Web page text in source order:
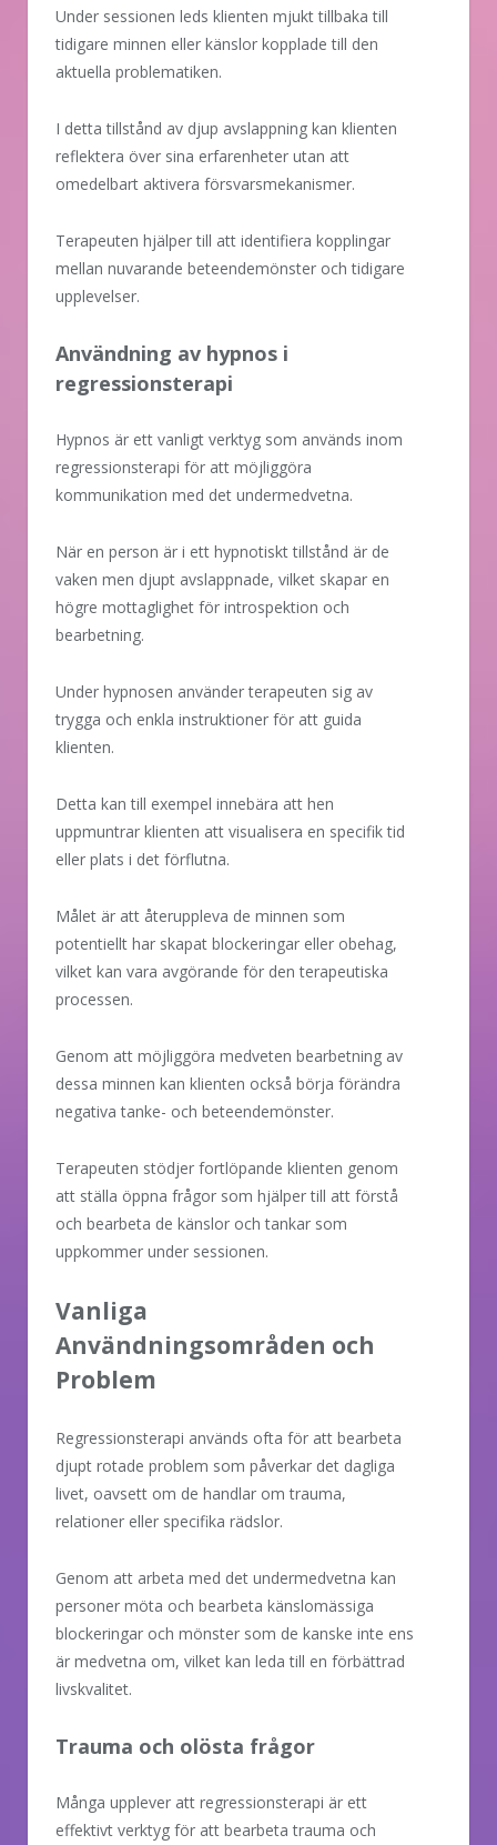
Under sessionen leds klienten mjukt tillbaka till
tidigare minnen eller känslor kopplade till den
aktuella problematiken.
I detta tillstånd av djup avslappning kan klienten
reflektera över sina erfarenheter utan att
omedelbart aktivera försvarsmekanismer.
Terapeuten hjälper till att identifiera kopplingar
mellan nuvarande beteendemönster och tidigare
upplevelser.
Användning av hypnos i
regressionsterapi
Hypnos är ett vanligt verktyg som används inom
regressionsterapi för att möjliggöra
kommunikation med det undermedvetna.
När en person är i ett hypnotiskt tillstånd är de
vaken men djupt avslappnade, vilket skapar en
högre mottaglighet för introspektion och
bearbetning.
Under hypnosen använder terapeuten sig av
trygga och enkla instruktioner för att guida
klienten.
Detta kan till exempel innebära att hen
uppmuntrar klienten att visualisera en specifik tid
eller plats i det förflutna.
Målet är att återuppleva de minnen som
potentiellt har skapat blockeringar eller obehag,
vilket kan vara avgörande för den terapeutiska
processen.
Genom att möjliggöra medveten bearbetning av
dessa minnen kan klienten också börja förändra
negativa tanke- och beteendemönster.
Terapeuten stödjer fortlöpande klienten genom
att ställa öppna frågor som hjälper till att förstå
och bearbeta de känslor och tankar som
uppkommer under sessionen.
Vanliga
Användningsområden och
Problem
Regressionsterapi används ofta för att bearbeta
djupt rotade problem som påverkar det dagliga
livet, oavsett om de handlar om trauma,
relationer eller specifika rädslor.
Genom att arbeta med det undermedvetna kan
personer möta och bearbeta känslomässiga
blockeringar och mönster som de kanske inte ens
är medvetna om, vilket kan leda till en förbättrad
livskvalitet.
Trauma och olösta frågor
Många upplever att regressionsterapi är ett
effektivt verktyg för att bearbeta trauma och